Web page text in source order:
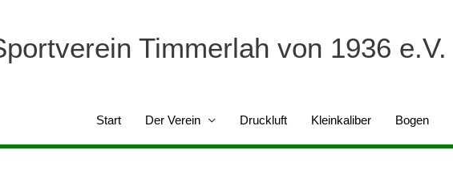
Timmerlah von 1936 e.V.
Start Der Verein Druckluft Kleinkaliber Bogen